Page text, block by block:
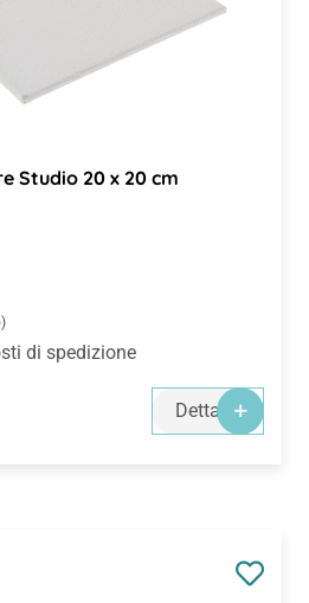
Studio 20 x 20 cm
di spedizione
Dettagli